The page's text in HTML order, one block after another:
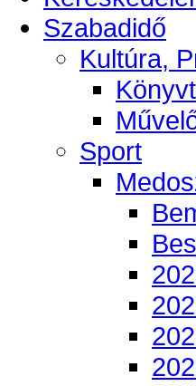
Szabadidő
Kultúra,
Sport